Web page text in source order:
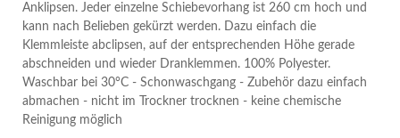
Anklipsen. Jeder einzelne Schiebevorhang ist 260 cm hoch und
kann nach Belieben gekürzt werden. Dazu einfach die
Klemmleiste abclipsen, auf der entsprechenden Höhe gerade
abschneiden und wieder Dranklemmen. 100% Polyester.
Waschbar bei 30°C - Schonwaschgang - Zubehör dazu einfach
abmachen - nicht im Trockner trocknen - keine chemische
Reinigung möglich